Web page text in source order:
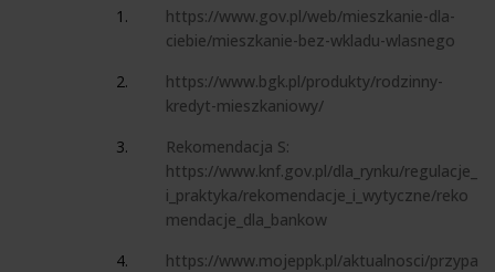
https://www.gov.pl/web/mieszkanie-dla-
ciebie/mieszkanie-bez-wkladu-wlasnego
https://www.bgk.pl/produkty/rodzinny-
kredyt-mieszkaniowy/
Rekomendacja S:
https://www.knf.gov.pl/dla_rynku/regulacje_
i_praktyka/rekomendacje_i_wytyczne/reko
mendacje_dla_bankow
https://www.mojeppk.pl/aktualnosci/przypa